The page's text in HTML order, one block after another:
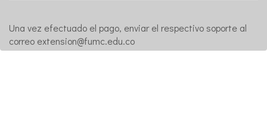
Una vez efectuado el pago, enviar el respectivo soporte al
correo extension@fumc.edu.co